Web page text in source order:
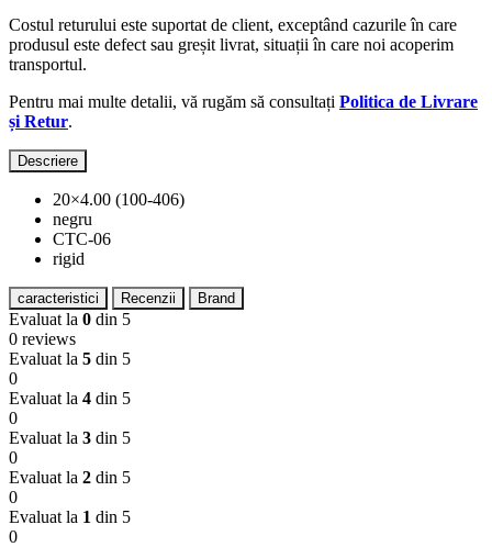
Costul returului este suportat de client, exceptând cazurile în care
produsul este defect sau greșit livrat, situații în care noi acoperim
transportul.
Pentru mai multe detalii, vă rugăm să consultați Politica de Livrare
și Retur.
Descriere
20×4.00 (100-406)
negru
CTC-06
rigid
caracteristici Recenzii Brand
Evaluat la 0 din 5
0 reviews
Evaluat la 5 din 5
0
Evaluat la 4 din 5
0
Evaluat la 3 din 5
0
Evaluat la 2 din 5
0
Evaluat la 1 din 5
0